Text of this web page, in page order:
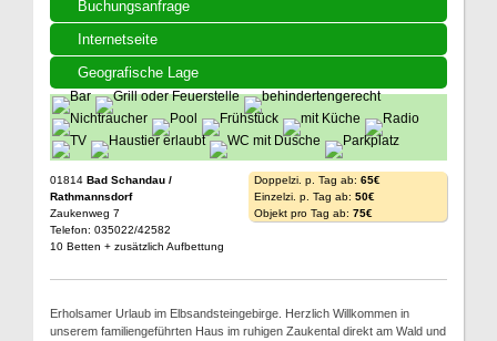
Buchungsanfrage
Internetseite
Geografische Lage
01814 Bad Schandau /
Rathmannsdorf
Zaukenweg 7
Telefon: 035022/42582
10 Betten + zusätzlich Aufbettung
Doppelzi. p. Tag ab: 65€
Einzelzi. p. Tag ab: 50€
Objekt pro Tag ab: 75€
Erholsamer Urlaub im Elbsandsteingebirge. Herzlich Willkommen in
unserem familiengeführten Haus im ruhigen Zaukental direkt am Wald und